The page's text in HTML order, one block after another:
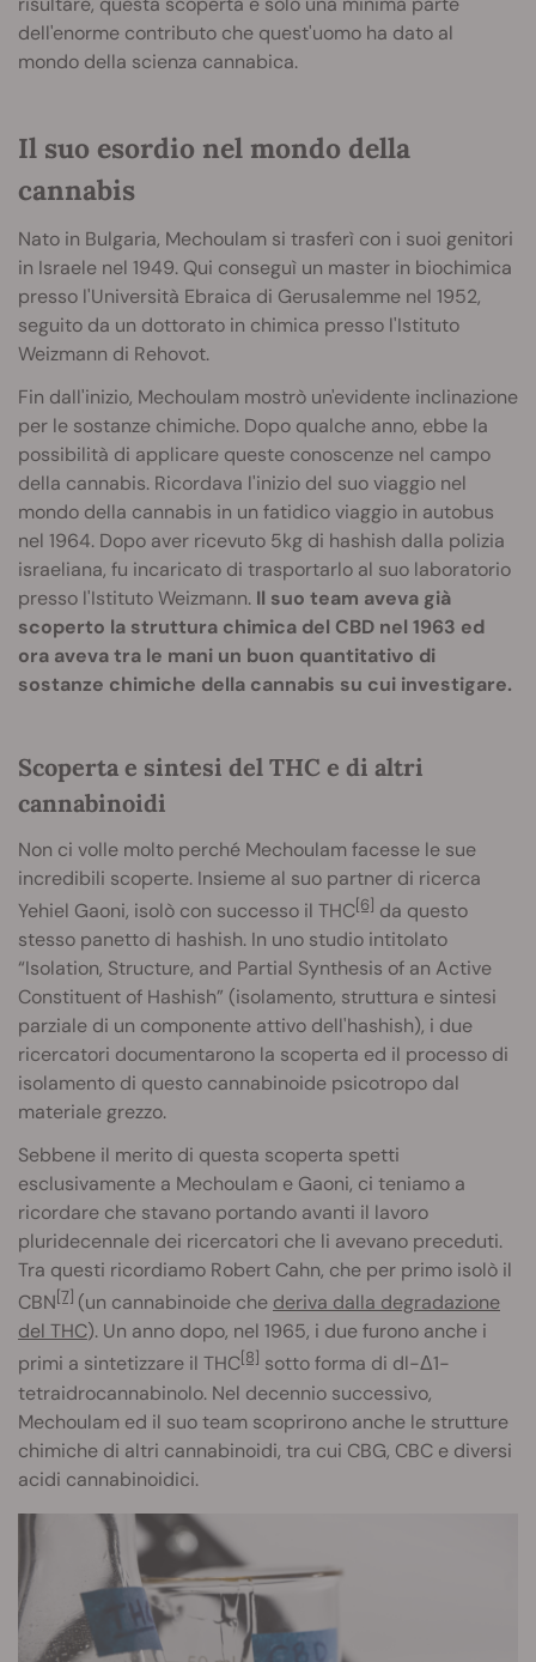
dell'enorme contributo che quest'uomo ha dato al
mondo della scienza cannabica.
Il suo esordio nel mondo della
cannabis
Nato in Bulgaria, Mechoulam si trasferì con i suoi genitori
in Israele nel 1949. Qui conseguì un master in biochimica
presso l'Università Ebraica di Gerusalemme nel 1952,
seguito da un dottorato in chimica presso l'Istituto
Weizmann di Rehovot.
Fin dall'inizio, Mechoulam mostrò un'evidente inclinazione
per le sostanze chimiche. Dopo qualche anno, ebbe la
possibilità di applicare queste conoscenze nel campo
della cannabis. Ricordava l'inizio del suo viaggio nel
mondo della cannabis in un fatidico viaggio in autobus
nel 1964. Dopo aver ricevuto 5kg di hashish dalla polizia
israeliana, fu incaricato di trasportarlo al suo laboratorio
presso l'Istituto Weizmann. Il suo team aveva già
scoperto la struttura chimica del CBD nel 1963 ed
ora aveva tra le mani un buon quantitativo di
sostanze chimiche della cannabis su cui investigare.
Scoperta e sintesi del THC e di altri
cannabinoidi
Non ci volle molto perché Mechoulam facesse le sue
incredibili scoperte. Insieme al suo partner di ricerca
Yehiel Gaoni, isolò con successo il THC[6] da questo
stesso panetto di hashish. In uno studio intitolato
“Isolation, Structure, and Partial Synthesis of an Active
Constituent of Hashish” (isolamento, struttura e sintesi
parziale di un componente attivo dell'hashish), i due
ricercatori documentarono la scoperta ed il processo di
isolamento di questo cannabinoide psicotropo dal
materiale grezzo.
Sebbene il merito di questa scoperta spetti
esclusivamente a Mechoulam e Gaoni, ci teniamo a
ricordare che stavano portando avanti il lavoro
pluridecennale dei ricercatori che li avevano preceduti.
Tra questi ricordiamo Robert Cahn, che per primo isolò il
CBN[7] (un cannabinoide che deriva dalla degradazione
del THC). Un anno dopo, nel 1965, i due furono anche i
primi a sintetizzare il THC[8] sotto forma di dl-Δ1-
tetraidrocannabinolo. Nel decennio successivo,
Mechoulam ed il suo team scoprirono anche le strutture
chimiche di altri cannabinoidi, tra cui CBG, CBC e diversi
acidi cannabinoidici.